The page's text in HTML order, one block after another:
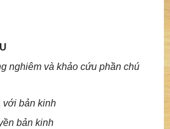
nghiêm và khảo cứu phần chú
với bản kinh
bản kinh